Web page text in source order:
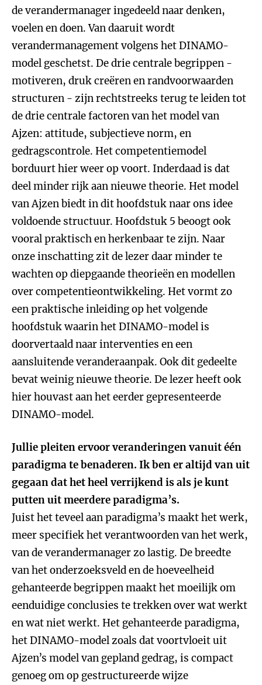
de verandermanager ingedeeld naar denken,
voelen en doen. Van daaruit wordt
verandermanagement volgens het DINAMO-
model geschetst. De drie centrale begrippen -
motiveren, druk creëren en randvoorwaarden
structuren - zijn rechtstreeks terug te leiden tot
de drie centrale factoren van het model van
Ajzen: attitude, subjectieve norm, en
gedragscontrole. Het competentiemodel
borduurt hier weer op voort. Inderdaad is dat
deel minder rijk aan nieuwe theorie. Het model
van Ajzen biedt in dit hoofdstuk naar ons idee
voldoende structuur. Hoofdstuk 5 beoogt ook
vooral praktisch en herkenbaar te zijn. Naar
onze inschatting zit de lezer daar minder te
wachten op diepgaande theorieën en modellen
over competentieontwikkeling. Het vormt zo
een praktische inleiding op het volgende
hoofdstuk waarin het DINAMO-model is
doorvertaald naar interventies en een
aansluitende veranderaanpak. Ook dit gedeelte
bevat weinig nieuwe theorie. De lezer heeft ook
hier houvast aan het eerder gepresenteerde
DINAMO-model.
Jullie pleiten ervoor veranderingen vanuit één
paradigma te benaderen. Ik ben er altijd van uit
gegaan dat het heel verrijkend is als je kunt
putten uit meerdere paradigma’s.
Juist het teveel aan paradigma’s maakt het werk,
meer specifiek het verantwoorden van het werk,
van de verandermanager zo lastig. De breedte
van het onderzoeksveld en de hoeveelheid
gehanteerde begrippen maakt het moeilijk om
eenduidige conclusies te trekken over wat werkt
en wat niet werkt. Het gehanteerde paradigma,
het DINAMO-model zoals dat voortvloeit uit
Ajzen’s model van gepland gedrag, is compact
genoeg om op gestructureerde wijze